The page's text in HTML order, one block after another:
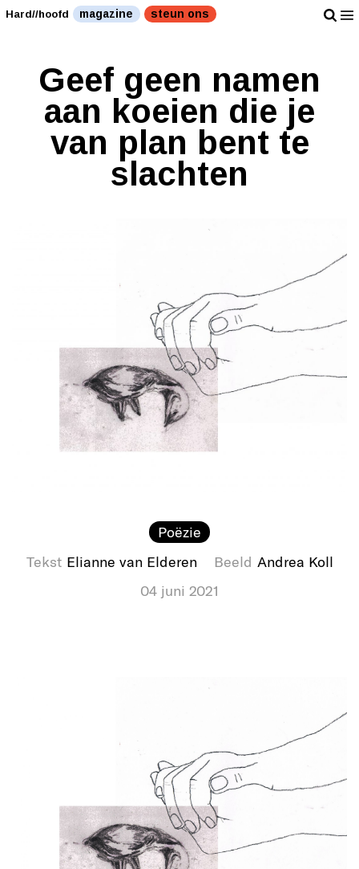
Hard//hoofd magazine steun ons
Geef geen namen
aan koeien die je
van plan bent te
slachten
Poëzie
Tekst Elianne van Elderen Beeld Andrea Koll
04 juni 2021